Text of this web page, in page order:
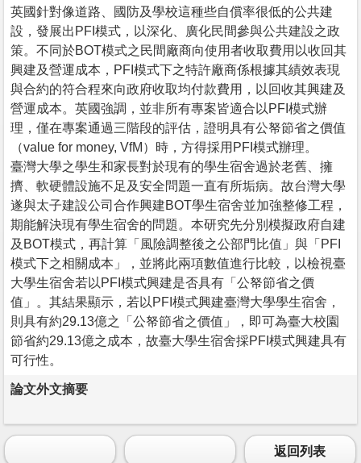
英國針對像道路、國防及學校這種些自償率很低的公共建
設，發展出PFI模式，以深化、廣化民間參與公共建設之政
策。不同於BOT模式之民間廠商向使用者收取費用以收回其
興建及營運成本，PFI模式下之特許廠商係根據其績效表現
與合約的符合程來向政府收取均付款費用，以回收其興建及
營運成本。英國強調，並非所有專案皆適合以PFI模式辦
理，僅在專案通過三階段的評估，證明具有公帑節省之價值
（value for money, VfM）時，方得採用PFI模式辦理。
臺灣大學之學生和家長對於現有的學生宿舍過於老舊、擁
擠、軟硬體設施不足及安全問題一直有所垢病。故台灣大學
遂與太子建設公司合作興建BOT學生宿舍並加強整修工程，
期能解決現有學生宿舍的問題。本研究先分別模擬政府自建
及BOT模式，再計算「風險調整後之公部門比值」與「PFI
模式下之相關成本」，並將此兩項數值進行比較，以檢視臺
大學生宿舍若以PFI模式興建是否具有「公帑節省之價
值」。其結果顯示，若以PFI模式興建臺灣大學學生宿舍，
則具有約29.13億之「公帑節省之價值」，即可為臺大校園
節省約29.13億之成本，故臺大學生宿舍採PFI模式興建具有
可行性。
論文外文摘要
返回列表